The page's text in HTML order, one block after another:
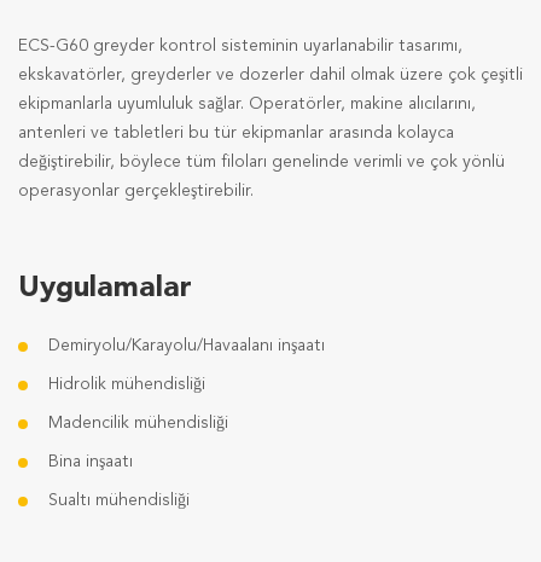
ECS-G60 greyder kontrol sisteminin uyarlanabilir tasarımı,
ekskavatörler, greyderler ve dozerler dahil olmak üzere çok çeşitli
ekipmanlarla uyumluluk sağlar. Operatörler, makine alıcılarını,
antenleri ve tabletleri bu tür ekipmanlar arasında kolayca
değiştirebilir, böylece tüm filoları genelinde verimli ve çok yönlü
operasyonlar gerçekleştirebilir.
Uygulamalar
Demiryolu/Karayolu/Havaalanı inşaatı
Hidrolik mühendisliği
Madencilik mühendisliği
Bina inşaatı
Sualtı mühendisliği